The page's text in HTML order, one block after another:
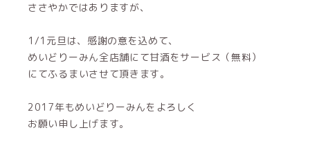
ささやかではありますが、
1/1元旦は、感謝の意を込めて、
めいどりーみん全店舗にて甘酒をサービス（無料）
にてふるまいさせて頂きます。
2017年もめいどりーみんをよろしく
お願い申し上げます。